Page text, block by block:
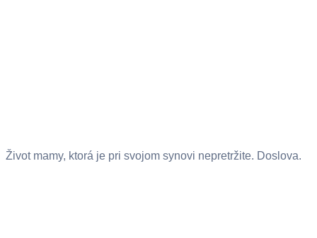
Život mamy, ktorá je pri svojom synovi nepretržite. Doslova.